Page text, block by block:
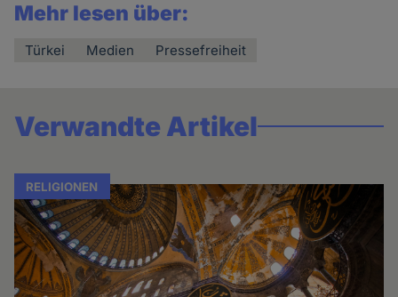
Mehr lesen über:
Türkei Medien Pressefreiheit
Verwandte Artikel
RELIGIONEN